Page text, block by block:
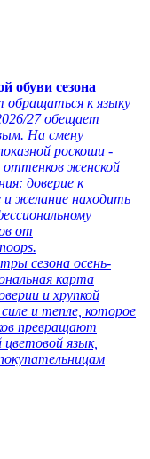
обуви сезона
к языку
27 обещает
На смену
роскоши -
оттенков женской
доверие к
и желание находить
от
сезона осень-
карта
и хрупкой
и тепле, которое
превращают
цветовой язык,